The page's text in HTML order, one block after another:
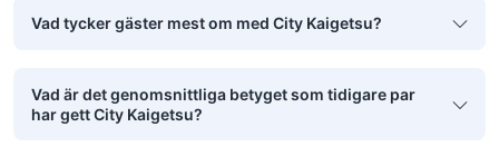
Vad tycker gäster mest om med City Kaigetsu?
Vad är det genomsnittliga betyget som tidigare par
har gett City Kaigetsu?